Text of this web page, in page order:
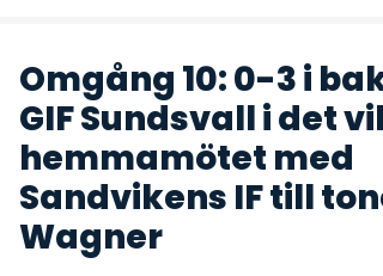
Omgång 10: 0-3 i
GIF Sundsvall i det
hemmamötet med
Sandvikens IF till
Wagner